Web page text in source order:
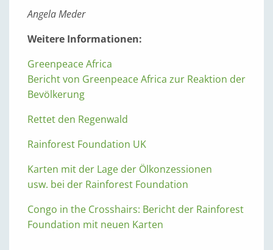
Angela Meder
Weitere Informationen:
Greenpeace Africa
Bericht von Greenpeace Africa zur Reaktion der
Bevölkerung
Rettet den Regenwald
Rainforest Foundation UK
Karten mit der Lage der Ölkonzessionen
usw. bei der Rainforest Foundation
Congo in the Crosshairs: Bericht der Rainforest
Foundation mit neuen Karten